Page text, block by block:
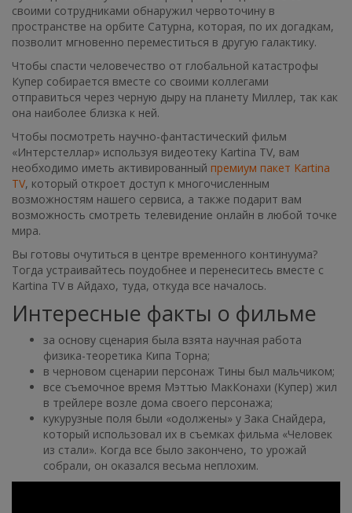
своими сотрудниками обнаружил червоточину в
пространстве на орбите Сатурна, которая, по их догадкам,
позволит мгновенно переместиться в другую галактику.
Чтобы спасти человечество от глобальной катастрофы
Купер собирается вместе со своими коллегами
отправиться через черную дыру на планету Миллер, так как
она наиболее близка к ней.
Чтобы посмотреть научно-фантастический фильм
«Интерстеллар» используя видеотеку Kartina TV, вам
необходимо иметь активированный премиум пакет Kartina
TV, который откроет доступ к многочисленным
возможностям нашего сервиса, а также подарит вам
возможность смотреть телевидение онлайн в любой точке
мира.
Вы готовы очутиться в центре временного континуума?
Тогда устраивайтесь поудобнее и перенеситесь вместе с
Kartina TV в Айдахо, туда, откуда все началось.
Интересные факты о фильме
за основу сценария была взята научная работа
физика-теоретика Кипа Торна;
в черновом сценарии персонаж Тины был мальчиком;
все съемочное время Мэттью МакКонахи (Купер) жил
в трейлере возле дома своего персонажа;
кукурузные поля были «одолжены» у Зака Снайдера,
который использовал их в съемках фильма «Человек
из стали». Когда все было закончено, то урожай
собрали, он оказался весьма неплохим.